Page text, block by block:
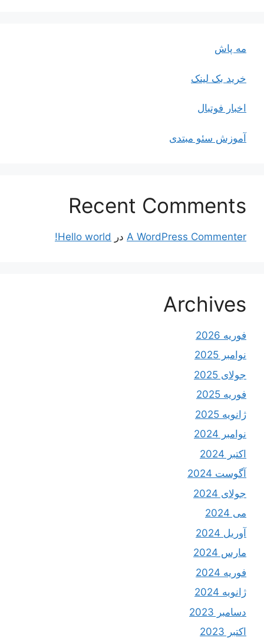
مه پاش
خرید بک لینک
اخبار فوتبال
آموزش سئو مبتدی
Recent Comments
A WordPress Commenter در Hello world!
Archives
فوریه 2026
نوامبر 2025
جولای 2025
فوریه 2025
ژانویه 2025
نوامبر 2024
اکتبر 2024
آگوست 2024
جولای 2024
می 2024
آوریل 2024
مارس 2024
فوریه 2024
ژانویه 2024
دسامبر 2023
اکتبر 2023